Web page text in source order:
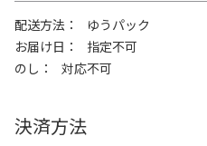
配送方法
ゆうパック
お届け日
指定不可
のし
対応不可
決済方法